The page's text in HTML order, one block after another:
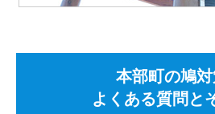
本部町の鳩
よくある質問と